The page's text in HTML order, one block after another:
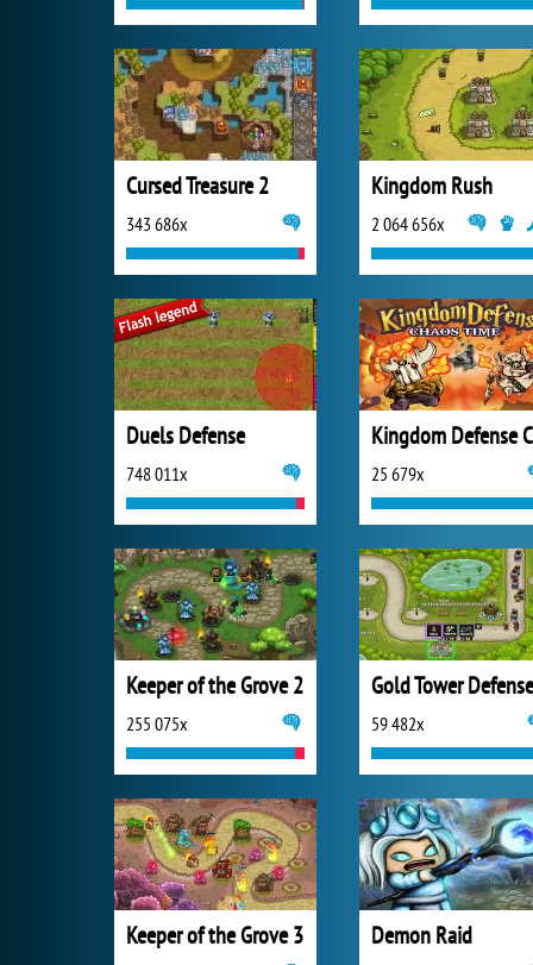
Cursed Treasure 2
343 686x
Kingdom Rush
2 064 656x
Duels Defense
748 011x 25 679x
Keeper of the Grove 2
255 075x
Gold Tower Defense
59 482x
Keeper of the Grove 3 Demon Raid